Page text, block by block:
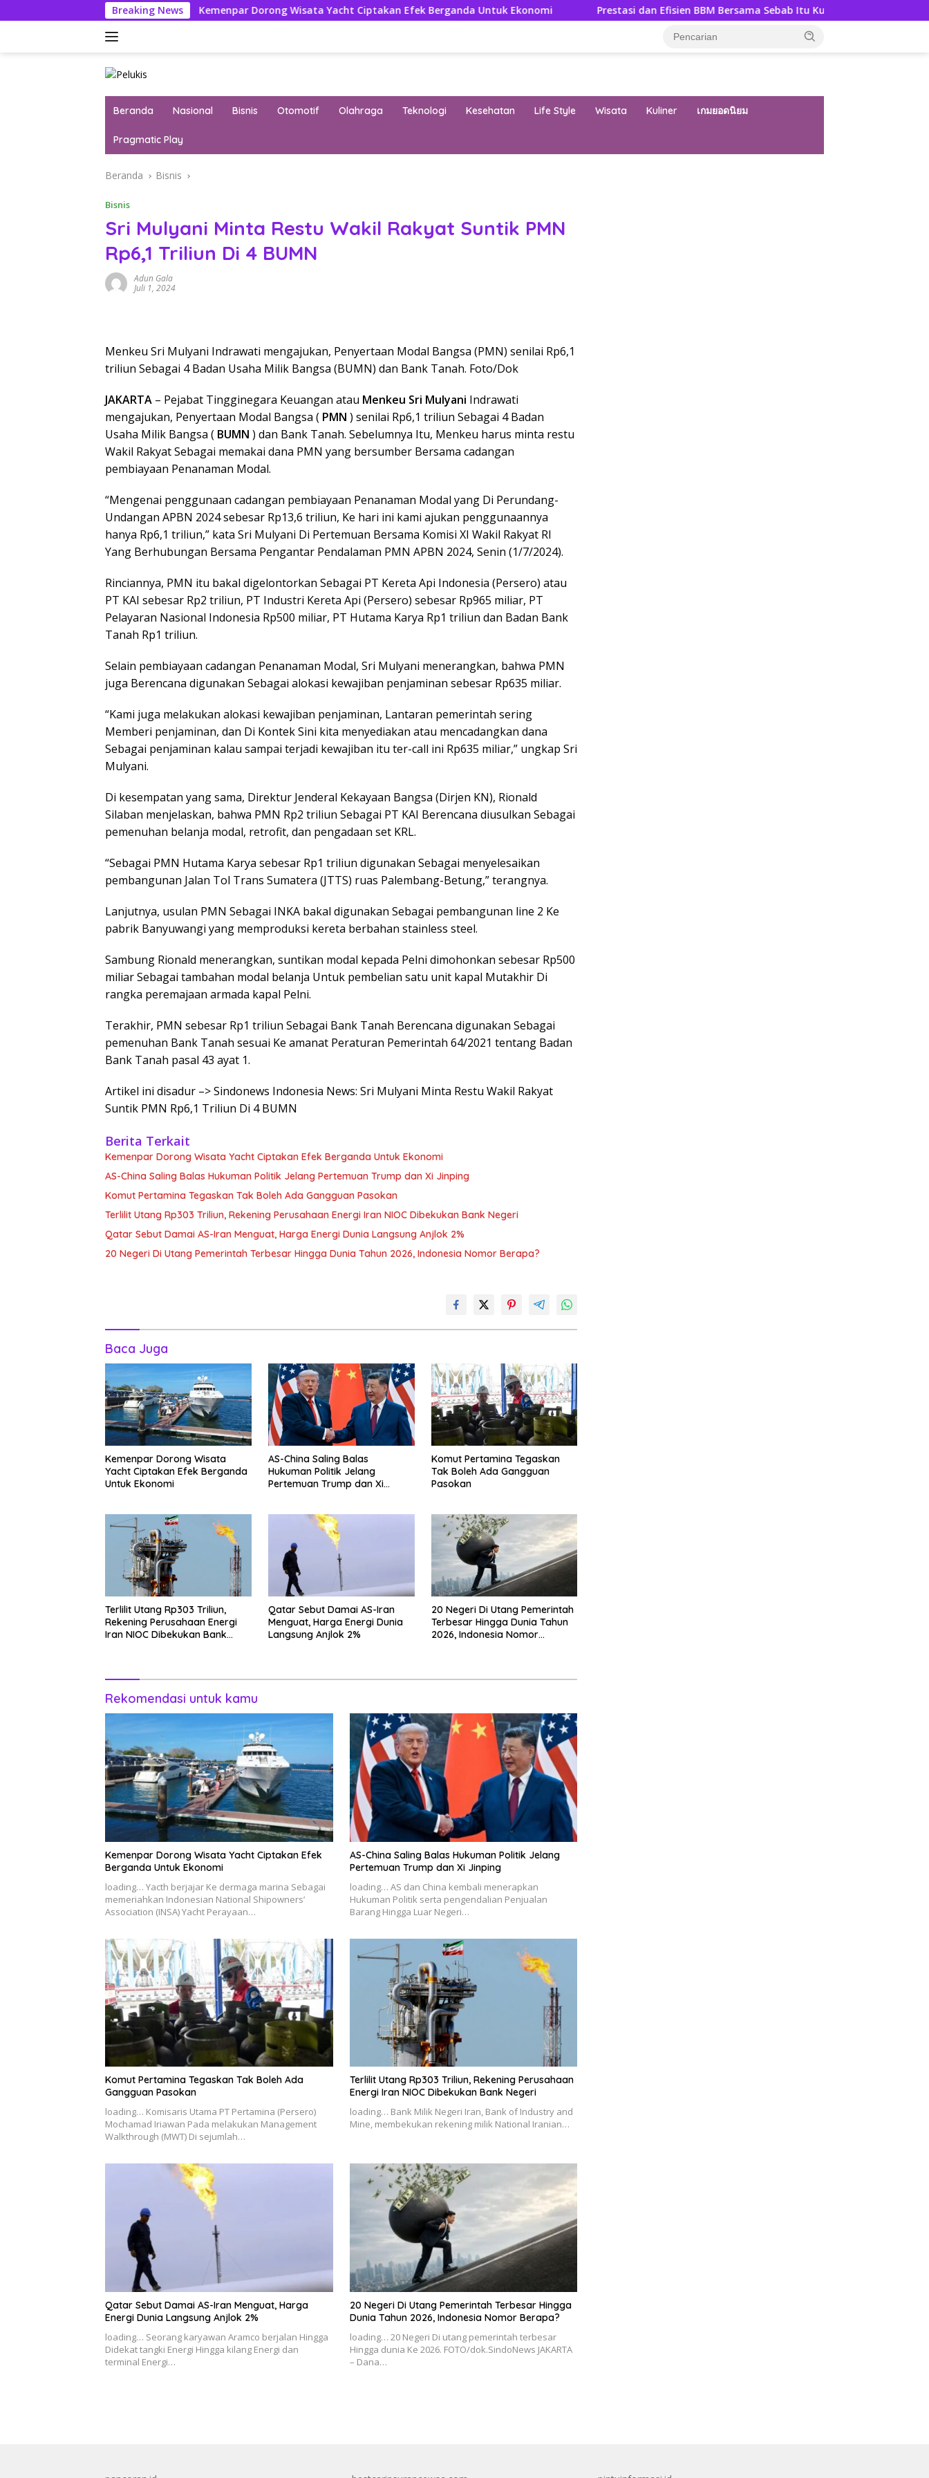
ke
Breaking News
Kemenpar Dorong Wisata Yacht Ciptakan Efek Berganda Untuk Ekonomi Prestasi dan Efisien BBM Bersama Sebab Itu Kunci Milanisti Indonesia
Beranda Nasional Bisnis Otomotif Olahraga Teknologi Kesehatan Life Style Wisata Kuliner เกมยอดนิยม
Pragmatic Play
Beranda Bisnis
Bisnis
Sri Mulyani Minta Restu Wakil Rakyat Suntik PMN
Rp6,1 Triliun Di 4 BUMN
Adun Gala
Juli 1, 2024
Menkeu Sri Mulyani Indrawati mengajukan, Penyertaan Modal Bangsa (PMN) senilai Rp6,1
triliun Sebagai 4 Badan Usaha Milik Bangsa (BUMN) dan Bank Tanah. Foto/Dok
JAKARTA – Pejabat Tingginegara Keuangan atau Menkeu Sri Mulyani Indrawati
mengajukan, Penyertaan Modal Bangsa ( PMN ) senilai Rp6,1 triliun Sebagai 4 Badan
Usaha Milik Bangsa ( BUMN ) dan Bank Tanah. Sebelumnya Itu, Menkeu harus minta restu
Wakil Rakyat Sebagai memakai dana PMN yang bersumber Bersama cadangan
pembiayaan Penanaman Modal.
“Mengenai penggunaan cadangan pembiayaan Penanaman Modal yang Di Perundang-
Undangan APBN 2024 sebesar Rp13,6 triliun, Ke hari ini kami ajukan penggunaannya
hanya Rp6,1 triliun,” kata Sri Mulyani Di Pertemuan Bersama Komisi XI Wakil Rakyat RI
Yang Berhubungan Bersama Pengantar Pendalaman PMN APBN 2024, Senin (1/7/2024).
Rinciannya, PMN itu bakal digelontorkan Sebagai PT Kereta Api Indonesia (Persero) atau
PT KAI sebesar Rp2 triliun, PT Industri Kereta Api (Persero) sebesar Rp965 miliar, PT
Pelayaran Nasional Indonesia Rp500 miliar, PT Hutama Karya Rp1 triliun dan Badan Bank
Tanah Rp1 triliun.
Selain pembiayaan cadangan Penanaman Modal, Sri Mulyani menerangkan, bahwa PMN
juga Berencana digunakan Sebagai alokasi kewajiban penjaminan sebesar Rp635 miliar.
“Kami juga melakukan alokasi kewajiban penjaminan, Lantaran pemerintah sering
Memberi penjaminan, dan Di Kontek Sini kita menyediakan atau mencadangkan dana
Sebagai penjaminan kalau sampai terjadi kewajiban itu ter-call ini Rp635 miliar,” ungkap Sri
Mulyani.
Di kesempatan yang sama, Direktur Jenderal Kekayaan Bangsa (Dirjen KN), Rionald
Silaban menjelaskan, bahwa PMN Rp2 triliun Sebagai PT KAI Berencana diusulkan Sebagai
pemenuhan belanja modal, retrofit, dan pengadaan set KRL.
“Sebagai PMN Hutama Karya sebesar Rp1 triliun digunakan Sebagai menyelesaikan
pembangunan Jalan Tol Trans Sumatera (JTTS) ruas Palembang-Betung,” terangnya.
Lanjutnya, usulan PMN Sebagai INKA bakal digunakan Sebagai pembangunan line 2 Ke
pabrik Banyuwangi yang memproduksi kereta berbahan stainless steel.
Sambung Rionald menerangkan, suntikan modal kepada Pelni dimohonkan sebesar Rp500
miliar Sebagai tambahan modal belanja Untuk pembelian satu unit kapal Mutakhir Di
rangka peremajaan armada kapal Pelni.
Terakhir, PMN sebesar Rp1 triliun Sebagai Bank Tanah Berencana digunakan Sebagai
pemenuhan Bank Tanah sesuai Ke amanat Peraturan Pemerintah 64/2021 tentang Badan
Bank Tanah pasal 43 ayat 1.
Artikel ini disadur –> Sindonews Indonesia News: Sri Mulyani Minta Restu Wakil Rakyat
Suntik PMN Rp6,1 Triliun Di 4 BUMN
Berita Terkait
Kemenpar Dorong Wisata Yacht Ciptakan Efek Berganda Untuk Ekonomi
AS-China Saling Balas Hukuman Politik Jelang Pertemuan Trump dan Xi Jinping
Komut Pertamina Tegaskan Tak Boleh Ada Gangguan Pasokan
Terlilit Utang Rp303 Triliun, Rekening Perusahaan Energi Iran NIOC Dibekukan Bank Negeri
Qatar Sebut Damai AS-Iran Menguat, Harga Energi Dunia Langsung Anjlok 2%
20 Negeri Di Utang Pemerintah Terbesar Hingga Dunia Tahun 2026, Indonesia Nomor Berapa?
Baca Juga
Kemenpar Dorong Wisata
Yacht Ciptakan Efek Berganda
Untuk Ekonomi
AS-China Saling Balas
Hukuman Politik Jelang
Pertemuan Trump dan Xi
Komut Pertamina Tegaskan
Tak Boleh Ada Gangguan
Pasokan
Terlilit Utang Rp303 Triliun,
Rekening Perusahaan Energi
Iran NIOC Dibekukan Bank
Qatar Sebut Damai AS-Iran
Menguat, Harga Energi Dunia
Langsung Anjlok 2%
20 Negeri Di Utang Pemerintah
Terbesar Hingga Dunia Tahun
2026, Indonesia Nomor
Rekomendasi untuk kamu
Kemenpar Dorong Wisata Yacht Ciptakan Efek
Berganda Untuk Ekonomi
loading… Yacth berjajar Ke dermaga marina Sebagai
memeriahkan Indonesian National Shipowners’
Association (INSA) Yacht Perayaan…
AS-China Saling Balas Hukuman Politik Jelang
Pertemuan Trump dan Xi Jinping
loading… AS dan China kembali menerapkan
Hukuman Politik serta pengendalian Penjualan
Barang Hingga Luar Negeri…
Komut Pertamina Tegaskan Tak Boleh Ada
Gangguan Pasokan
loading… Komisaris Utama PT Pertamina (Persero)
Mochamad Iriawan Pada melakukan Management
Walkthrough (MWT) Di sejumlah…
Terlilit Utang Rp303 Triliun, Rekening Perusahaan
Energi Iran NIOC Dibekukan Bank Negeri
loading… Bank Milik Negeri Iran, Bank of Industry and
Mine, membekukan rekening milik National Iranian…
Qatar Sebut Damai AS-Iran Menguat, Harga
Energi Dunia Langsung Anjlok 2%
loading… Seorang karyawan Aramco berjalan Hingga
Didekat tangki Energi Hingga kilang Energi dan
terminal Energi…
20 Negeri Di Utang Pemerintah Terbesar Hingga
Dunia Tahun 2026, Indonesia Nomor Berapa?
loading… 20 Negeri Di utang pemerintah terbesar
Hingga dunia Ke 2026. FOTO/dok.SindoNews JAKARTA
– Dana…